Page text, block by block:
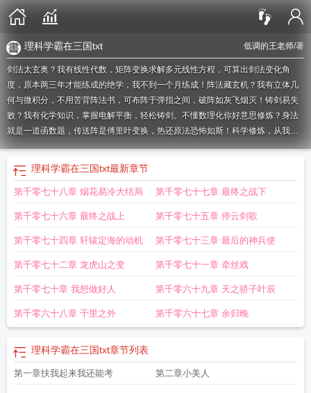
低调的王老师/著
理科学霸在三国txt
剑法太玄奥？我有线性代数，矩阵变换求解多元线性方程，可算出剑法变化角
度，原本两三年才能练成的绝学，我不到一个月练成！阵法藏玄机？我有立体几
何与微积分，不用苦背阵法书，可布阵于弹指之间，破阵如灰飞烟灭！铸剑易失
败？我有化学知识，掌握电解平衡，轻松铸剑。不懂数理化你好意思修炼？身法
就是一道函数题，传送阵是傅里叶变换，热还原法恐怖如斯！科学修炼，从我做
起。理科学霸漫画理科学霸在异界樱花动漫理科学霸在异界动漫免费观看理科
学霸的形象
理科学霸在异界百科 理科学霸在异界漫画
霸在异界精彩网
txt免费学霸理科女在修仙理科学霸在异界 低调的王老师 理科学霸在异界评
界女主是谁 理科学霸穿越理科学霸在异界有声 理科学霸穿越纪事理科学霸穿
越古代理科学霸在异界txt精校理科学霸在异界笔趣阁理科学霸在异界txt奇书
科生穿越到异世界 学霸理科男为异界献上科学 理科学霸在异界未删减
霸在异界txt棉花糖理科学霸在异界TXT 理科学霸在异界无弹窗理科学霸在异界
科学理科学霸在异界女主理科学霸在异界百度百科和理科学霸谈恋爱
霸受理科学霸在异界txt理科学霸的研究日常理科学霸在古代的研究日常理科
学霸在异界几个女主苟在异界研究科学
科学霸在异界动漫在线观看理科学霸在异界 结局怎么样理科学霸在三国txt理
科学霸在异界的女主理科学霸在异界txt百度理科学霸在异界中境界划分
霸在异界txt全本
理科学霸在异界好看吗 我在异界搞科学 理科生学霸 理科学霸
理科学霸在三国txt最新章节
第千零七十八章 烟花易冷大结局 第千零七十七章 最终之战下
第千零七十六章 最终之战上 第千零七十五章 停云剑歌
第千零七十四章 轩辕定海的动机 第千零七十三章 最后的神兵使
第千零七十二章 龙虎山之变 第千零七十一章 牵丝戏
第千零七十章 我想做好人 第千零六十九章 天之骄子叶辰
第千零六十八章 千里之外 第千零六十七章 余归晚
理科学霸在三国txt章节列表
第一章扶我起来我还能考 第二章小美人